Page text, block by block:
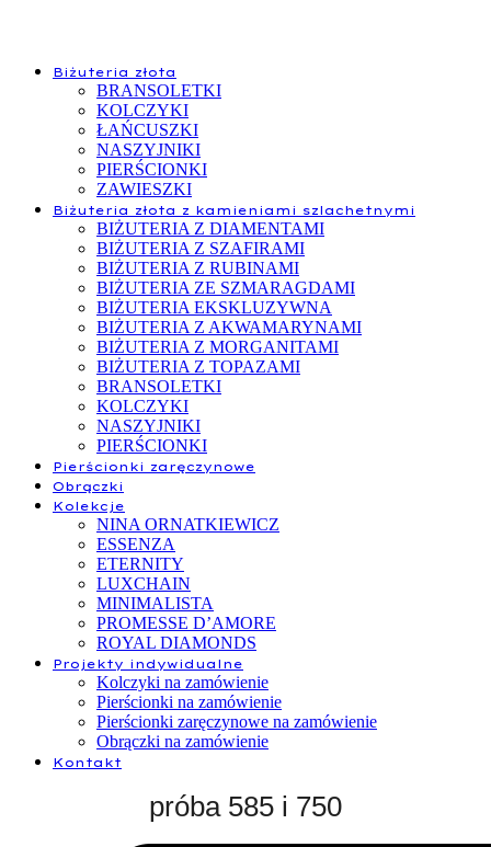
Biżuteria złota
BRANSOLETKI
KOLCZYKI
ŁAŃCUSZKI
NASZYJNIKI
PIERŚCIONKI
ZAWIESZKI
Biżuteria złota z kamieniami szlachetnymi
BIŻUTERIA Z DIAMENTAMI
BIŻUTERIA Z SZAFIRAMI
BIŻUTERIA Z RUBINAMI
BIŻUTERIA ZE SZMARAGDAMI
BIŻUTERIA EKSKLUZYWNA
BIŻUTERIA Z AKWAMARYNAMI
BIŻUTERIA Z MORGANITAMI
BIŻUTERIA Z TOPAZAMI
BRANSOLETKI
KOLCZYKI
NASZYJNIKI
PIERŚCIONKI
Pierścionki zaręczynowe
Obrączki
Kolekcje
NINA ORNATKIEWICZ
ESSENZA
ETERNITY
LUXCHAIN
MINIMALISTA
PROMESSE D’AMORE
ROYAL DIAMONDS
Projekty indywidualne
Kolczyki na zamówienie
Pierścionki na zamówienie
Pierścionki zaręczynowe na zamówienie
Obrączki na zamówienie
Kontakt
próba 585 i 750